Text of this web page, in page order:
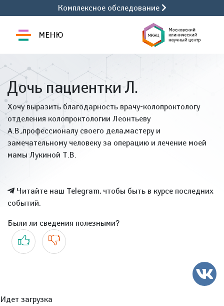
Комплексное обследование
МЕНЮ
Дочь пациентки Л.
Хочу выразить благодарность врачу-колопроктологу
отделения колопроктологии Леонтьеву
А.В.,профессионалу своего дела,мастеру и
замечательному человеку за операцию и лечение моей
мамы Лукиной Т.В.
Читайте наш Telegram, чтобы быть в курсе последних
событий.
Были ли сведения полезными?
Да Нет
Идет загрузка